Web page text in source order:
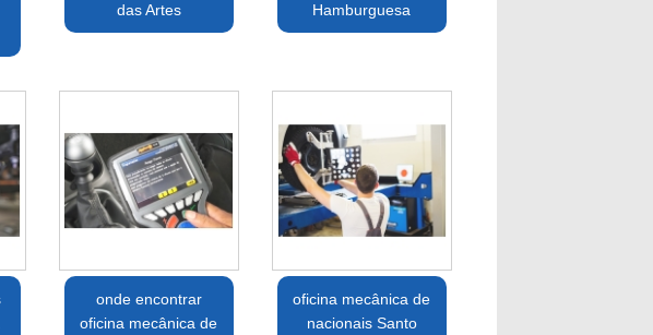
das Artes
Hamburguesa
onde encontrar
oficina mecânica de
oficina mecânica de
nacionais Santo